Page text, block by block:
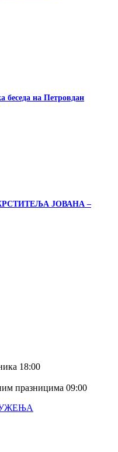
беседа на Петровдан
ЈОВАНА –
18:00
празницима 09:00